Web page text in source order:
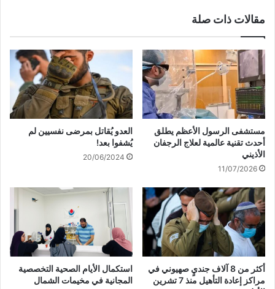
ه
م
س
ي
ح
ل
ب
د
7
أ
ش
ه
ر
!
ق
م
ا
ل
ا
ع
ا
م
ل
ى
ا
ل
م
ت
ه
م
مقالات ذات صلة
مستشفى الرسول الأعظم يطلق
أحدث تقنية عالمية لعلاج الرجفان
الأذيني
11/07/2026
العدو يُقاتل بمرضى نفسيين لم
يُشفوا بعد!
20/06/2024
أكثر من 8 آلاف جنديٍ صهيوني في
مراكز إعادة التأهيل منذ 7 تشرين
استكمال الأيام الصحية التخصصية
المجانية في مخيمات الشمال